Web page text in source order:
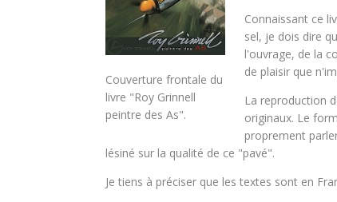
Couverture frontale du
livre "Roy Grinnell
peintre des As".
Connaissant ce
sel, je dois dire
l'ouvrage, de la
de plaisir que
La reproduction
originaux. Le
proprement
lésiné sur la qualité de ce "pavé".
Je tiens à préciser que les textes sont en